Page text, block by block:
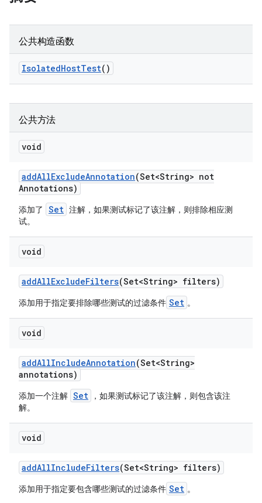
公共构造函数
IsolatedHostTest()
公共方法
void
addAllExcludeAnnotation(Set<String> not
Annotations)
添加了 Set 注解，如果测试标记了该注解，则排除相应测
试。
void
addAllExcludeFilters(Set<String> filters)
添加用于指定要排除哪些测试的过滤条件 Set 。
void
addAllIncludeAnnotation(Set<String>
annotations)
添加一个注解 Set
，如果测试标记了该注解，则包含该注
解。
void
addAllIncludeFilters(Set<String> filters)
添加用于指定要包含哪些测试的过滤条件 Set 。